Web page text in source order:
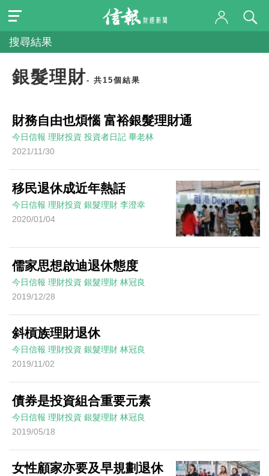
搜尋結果
銀髮理財- 共15個結果
財務自由也煩惱 富裕銀髮理財通
今日信報 理財投資 投資者日記 畢老林
2021/11/30
移民退休成近年熱話
今日信報 理財投資 銀髮理財 李澄幸
2020/01/04
儒家思想啟迪退休態度
今日信報 理財投資 銀髮理財 林冠良
2019/12/28
斜槓族理財退休
今日信報 理財投資 銀髮理財 林冠良
2019/11/02
債券是投資組合重要元素
今日信報 理財投資 銀髮理財 林冠良
2019/05/18
女性顧家亦要及早規劃退休